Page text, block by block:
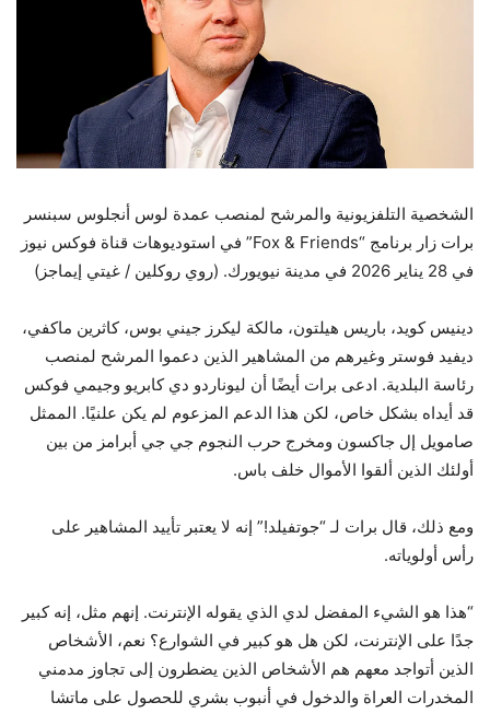
الشخصية التلفزيونية والمرشح لمنصب عمدة لوس أنجلوس سبنسر
برات زار برنامج “Fox & Friends” في استوديوهات قناة فوكس نيوز
في 28 يناير 2026 في مدينة نيويورك.
(روي روكلين / غيتي إيماجز)
دينيس كويد، باريس هيلتون، مالكة ليكرز جيني بوس، كاثرين ماكفي،
ديفيد فوستر وغيرهم من المشاهير الذين دعموا المرشح لمنصب
رئاسة البلدية. ادعى برات أيضًا أن ليوناردو دي كابريو وجيمي فوكس
قد أيداه بشكل خاص، لكن هذا الدعم المزعوم لم يكن علنيًا. الممثل
صامويل إل جاكسون ومخرج حرب النجوم جي جي أبرامز من بين
أولئك الذين ألقوا الأموال خلف باس.
ومع ذلك، قال برات لـ “جوتفيلد!” إنه لا يعتبر تأييد المشاهير على
رأس أولوياته.
“هذا هو الشيء المفضل لدي الذي يقوله الإنترنت. إنهم مثل، إنه كبير
جدًا على الإنترنت، لكن هل هو كبير في الشوارع؟ نعم، الأشخاص
الذين أتواجد معهم هم الأشخاص الذين يضطرون إلى تجاوز مدمني
المخدرات العراة والدخول في أنبوب بشري للحصول على ماتشا